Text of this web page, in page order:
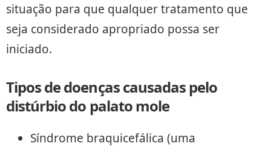
situação para que qualquer tratamento que
seja considerado apropriado possa ser
iniciado.
Tipos de doenças causadas pelo
distúrbio do palato mole
Síndrome braquicefálica (uma